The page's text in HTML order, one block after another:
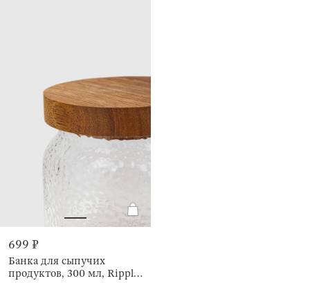
699 ₽
Банка для сыпучих
продуктов, 300 мл, Ripply